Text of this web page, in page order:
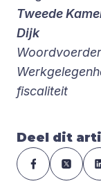
Tweede
Dijk
fiscaliteit
Deel dit